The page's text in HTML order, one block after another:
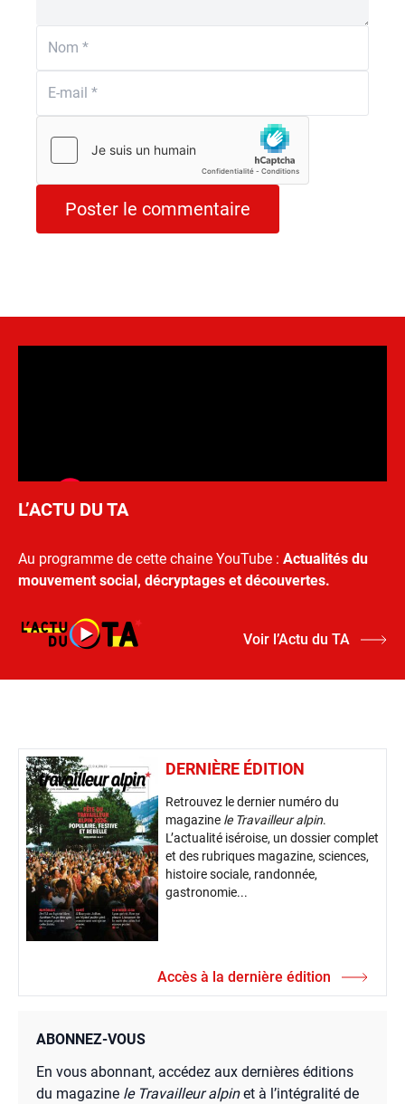
L’ACTU DU TA
Au programme de cette chaine YouTube : Actualités du
mouvement social, décryptages et découvertes.
Voir l’Actu du TA
DERNIÈRE ÉDITION
Retrouvez le dernier numéro du
magazine le Travailleur alpin.
L’actualité iséroise, un dossier complet
et des rubriques magazine, sciences,
histoire sociale, randonnée,
gastronomie...
Accès à la dernière édition
ABONNEZ-VOUS
En vous abonnant, accédez aux dernières éditions
du magazine le Travailleur alpinet à l’intégralité de